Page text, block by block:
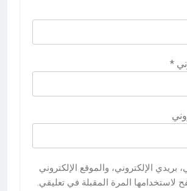
*
الإلكتروني، والموقع الإلكتروني
لاستخدامها المرة المقبلة في تعليقي.